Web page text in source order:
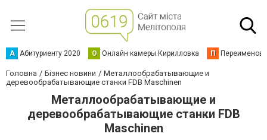
А Абитуриенту 2020 О Онлайн камеры Кирилловка П
Головна Бізнес новини
Металлообрабатывающие и
деревообрабатывающие станки FDB Maschinen
Металлообрабатывающие и
деревообрабатывающие станки FDB
Maschinen